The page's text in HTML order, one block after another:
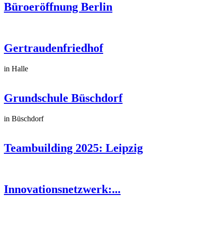
Büroeröffnung Berlin
Gertraudenfriedhof
in Halle
Grundschule Büschdorf
in Büschdorf
Teambuilding 2025: Leipzig
Innovationsnetzwerk:...